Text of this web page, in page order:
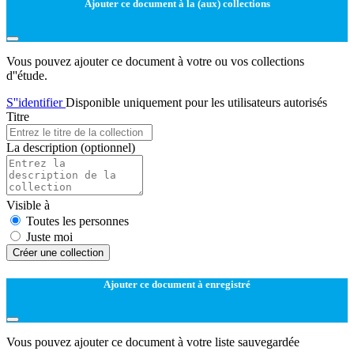
Ajouter ce document à la (aux) collections
Vous pouvez ajouter ce document à votre ou vos collections
d''étude.
S''identifierDisponible uniquement pour les utilisateurs autorisés
Titre
La description (optionnel)
Visible à
Toutes les personnes
Juste moi
Créer une collection
Ajouter ce document à enregistré
Vous pouvez ajouter ce document à votre liste sauvegardée